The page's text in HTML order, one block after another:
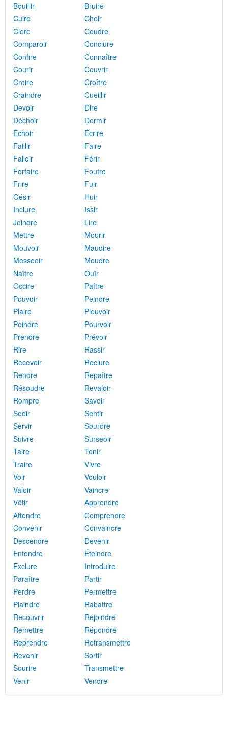
Bouillir
Bruire
Cuire
Choir
Clore
Coudre
Comparoir
Conclure
Confire
Connaître
Courir
Couvrir
Croire
Croître
Craindre
Cueillir
Devoir
Dire
Déchoir
Dormir
Échoir
Écrire
Faillir
Faire
Falloir
Férir
Forfaire
Foutre
Frire
Fuir
Gésir
Huir
Inclure
Issir
Joindre
Lire
Mettre
Mourir
Mouvoir
Maudire
Messeoir
Moudre
Naître
Ouïr
Occire
Paître
Pouvoir
Peindre
Plaire
Pleuvoir
Poindre
Pourvoir
Prendre
Prévoir
Rire
Rassir
Recevoir
Reclure
Rendre
Repaître
Résoudre
Revaloir
Rompre
Savoir
Seoir
Sentir
Servir
Sourdre
Suivre
Surseoir
Taire
Tenir
Traire
Vivre
Voir
Vouloir
Valoir
Vaincre
Vêtir
Apprendre
Attendre
Comprendre
Convenir
Convaincre
Descendre
Devenir
Entendre
Éteindre
Exclure
Introduire
Paraître
Partir
Perdre
Permettre
Plaindre
Rabattre
Recouvrir
Rejoindre
Remettre
Répondre
Reprendre
Retransmettre
Revenir
Sortir
Sourire
Transmettre
Venir
Vendre